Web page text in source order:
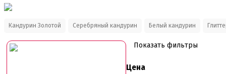
Кандурин Золотой Серебряный кандурин Белый кандурин
Показать фильтры
Цена